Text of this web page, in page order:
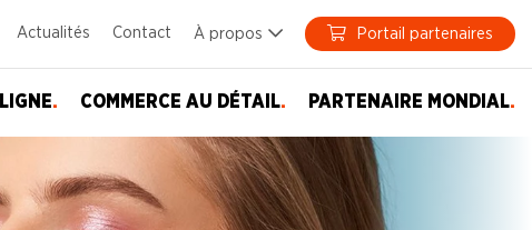
Actualités Contact À propos Portail partenaires
. COMMERCE AU DÉTAIL. PARTENAIRE MONDIAL.